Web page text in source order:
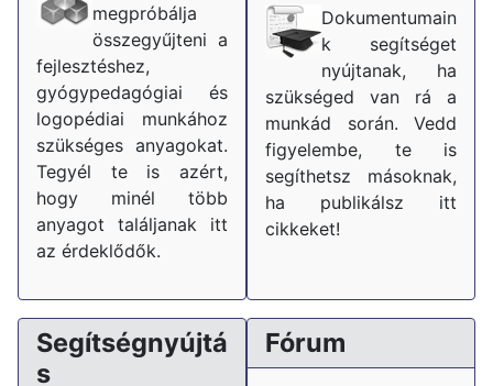
megpróbálja
összegyűjteni a
fejlesztéshez,
gyógypedagógiai és
logopédiai munkához
szükséges anyagokat.
Tegyél te is azért,
hogy minél több
anyagot találjanak itt
az érdeklődők.
Dokumentumain
k segítséget
nyújtanak, ha
szükséged van rá a
munkád során. Vedd
figyelembe, te is
segíthetsz másoknak,
ha publikálsz itt
cikkeket!
Segítségnyújtá
s
Fórum